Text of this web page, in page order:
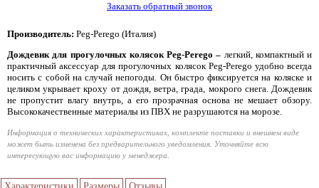
Заказать обратный звонок
Производитель: Peg-Perego (Италия)
Дождевик для прогулочных колясок Peg-Perego – легкий, компактный и
практичный аксессуар для прогулочных колясок Peg-Perego удобно всегда
носить с собой на случай непогоды. Он быстро фиксируется на коляске и
целиком укрывает кроху от дождя, ветра, града, мокрого снега. Дождевик
не пропустит влагу внутрь, а его прозрачная основа не мешает обзору.
Высококачественные материалы из ПВХ не разрушаются на морозе.
Информация о технических характеристиках, комплекте поставки и внешнем виде
может быть изменена без предварительного уведомления. Уточняйте всю
интересующую вас информацию у менеджера.